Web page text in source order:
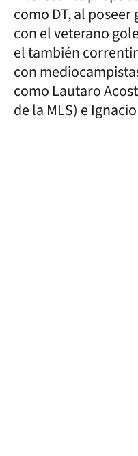
como DT, al
con el veterano
el también
con
como Lautaro
de la MLS) e